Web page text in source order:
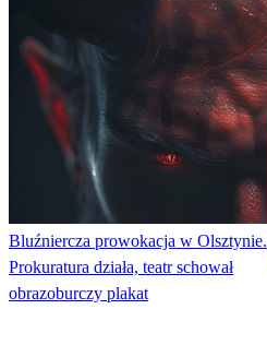
Bluźniercza prowokacja w Olsztynie.
Prokuratura działa, teatr schował
obrazoburczy plakat